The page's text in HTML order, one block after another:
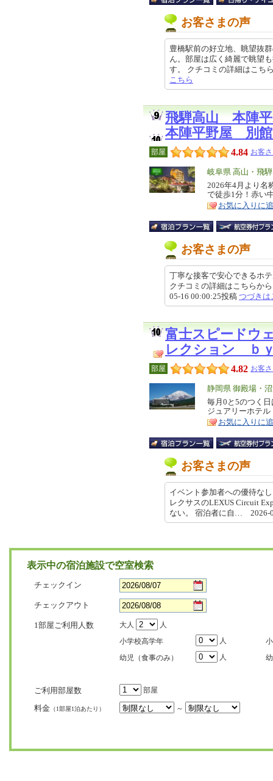
お客さまの声
豊橋駅前の好立地、眺望抜
ん。部屋は広く綺麗で眺望
す。 クチコミの詳細はこ
こちら
飛騨高山 本陣
本陣平野屋 別
部屋 4.84 お客
エ
リ
ア
岐阜県 高山・飛騨
特
徴
2026年4月より名
で徒歩1分！赤い
お気に入りに
お客さまの声
丁寧な接客で安心できるホ
クチコミの詳細はこちらか
05-16 00:00:25投稿 つづきは
富士スピードウ
レクション ｂ
部屋 4.82 お客
エ
リ
ア
静岡県 御殿場・
特
徴
毎月0と5のつく
ジュアリーホテル
お気に入りに
お客さまの声
イベント参加者への優待な
レクサスのLEXUS Circuit
ない。 宿泊者に自… 2026-
表示中の宿泊施設で空室検索
チェックイン
チェックアウト
1部屋ご利用人数 大人
人
小学校高学年
人
幼児（食事のみ）
人
ご利用部屋数 部屋
料金 （1部屋1泊あたり） ～